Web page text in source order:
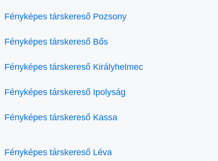
Fényképes társkereső Pozsony
Fényképes társkereső Bős
Fényképes társkereső Királyhelmec
Fényképes társkereső Ipolyság
Fényképes társkereső Kassa
Fényképes társkereső Léva